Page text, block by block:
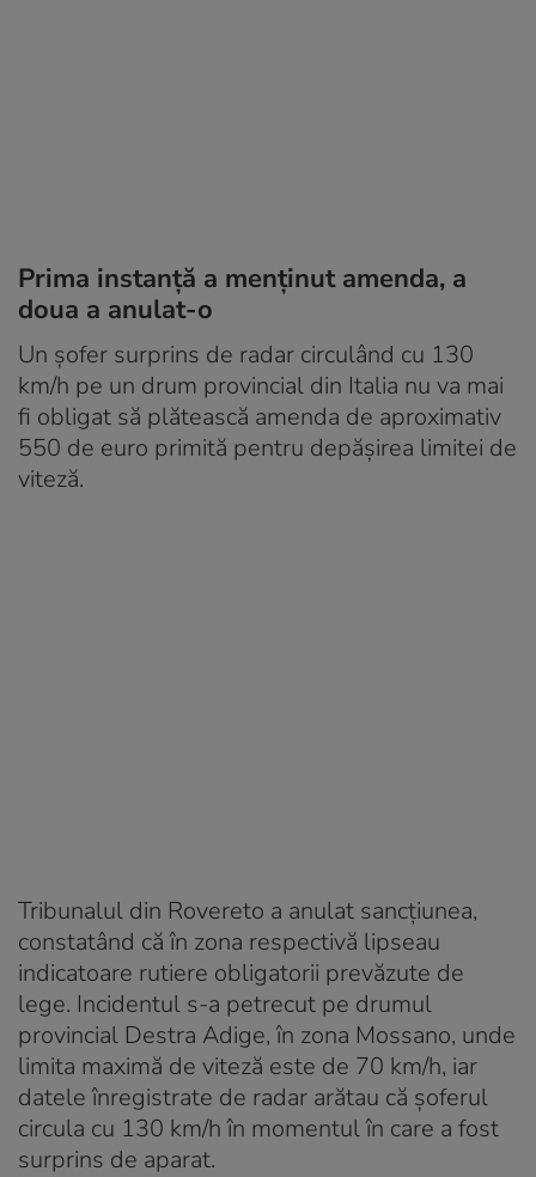
Prima instanță a menținut amenda, a
doua a anulat-o
Un șofer surprins de radar circulând cu 130
km/h pe un drum provincial din Italia nu va mai
fi obligat să plătească amenda de aproximativ
550 de euro primită pentru depășirea limitei de
viteză.
Tribunalul din Rovereto a anulat sancțiunea,
constatând că în zona respectivă lipseau
indicatoare rutiere obligatorii prevăzute de
lege. Incidentul s-a petrecut pe drumul
provincial Destra Adige, în zona Mossano, unde
limita maximă de viteză este de 70 km/h, iar
datele înregistrate de radar arătau că șoferul
circula cu 130 km/h în momentul în care a fost
surprins de aparat.